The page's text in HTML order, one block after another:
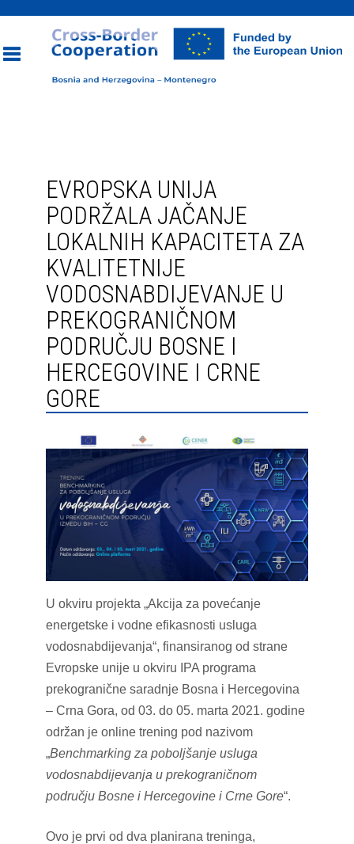
EVROPSKA UNIJA
PODRŽALA JAČANJE
LOKALNIH KAPACITETA ZA
KVALITETNIJE
VODOSNABDIJEVANJE U
PREKOGRANIČNOM
PODRUČJU BOSNE I
HERCEGOVINE I CRNE
GORE
U okviru projekta „Akcija za povećanje
energetske i vodne efikasnosti usluga
vodosnabdijevanja“, finansiranog od strane
Evropske unije u okviru IPA programa
prekogranične saradnje Bosna i Hercegovina
– Crna Gora, od 03. do 05. marta 2021. godine
održan je online trening pod nazivom
„Benchmarking za poboljšanje usluga
vodosnabdijevanja u prekograničnom
području Bosne i Hercegovine i Crne Gore“.
Ovo je prvi od dva planirana treninga,